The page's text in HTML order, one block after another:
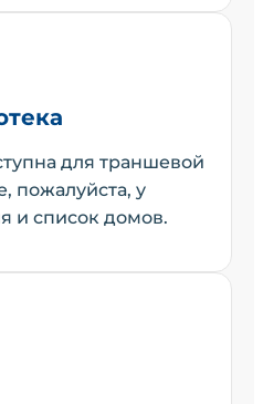
для траншевой
пожалуйста, у
и список домов.